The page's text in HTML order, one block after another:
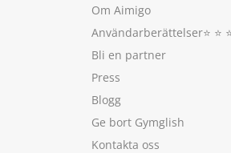
Om Aimigo
Användarberättelser⭐️ ⭐️
Bli en partner
Press
Blogg
Ge bort Gymglish
Kontakta oss